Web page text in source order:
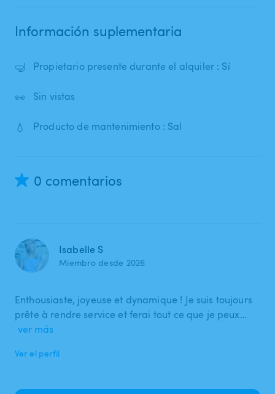
Información suplementaria
🤿 Propietario presente durante el alquiler : Sí
👀 Sin vistas
💧 Producto de mantenimiento : Sal
0 comentarios
Isabelle S
Miembro desde 2026
Enthousiaste, joyeuse et dynamique ! Je suis toujours
prête à rendre service et ferai tout ce que je peux…
ver más
Ver el perfil